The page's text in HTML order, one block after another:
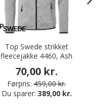
Top Swede strikket
fleecejakke 4460, Ash
70,00 kr.
Førpris: 459,00 kr.
Du sparer: 389,00 kr.